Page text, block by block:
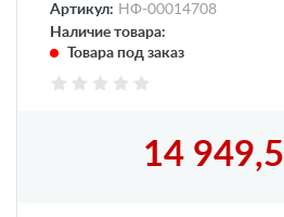
Артикул: НФ-00014708
Наличие товара:
Товара под заказ
14 949,5